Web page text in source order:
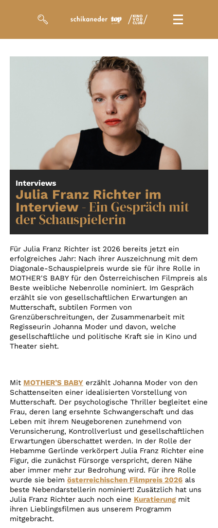
Magazin
Kuratierungen
So geht’s
Filmpakete
Gutscheine
& Filmpässe
Account
Interviews
Julia Franz Richter im
Interview - Ein Gespräch mit
der Schauspielerin
Für Julia Franz Richter ist 2026 bereits jetzt ein
erfolgreiches Jahr: Nach ihrer Auszeichnung mit dem
Diagonale-Schauspielpreis wurde sie für ihre Rolle in
MOTHER'S BABY für den Österreichischen Filmpreis als
Beste weibliche Nebenrolle nominiert. Im Gespräch
erzählt sie von gesellschaftlichen Erwartungen an
Mutterschaft, subtilen Formen von
Grenzüberschreitungen, der Zusammenarbeit mit
Regisseurin Johanna Moder und davon, welche
gesellschaftliche und politische Kraft sie in Kino und
Theater sieht.
Mit MOTHER’S BABY erzählt Johanna Moder von den
Schattenseiten einer idealisierten Vorstellung von
Mutterschaft. Der psychologische Thriller begleitet eine
Frau, deren lang ersehnte Schwangerschaft und das
Leben mit ihrem Neugeborenen zunehmend von
Verunsicherung, Kontrollverlust und gesellschaftlichen
Erwartungen überschattet werden. In der Rolle der
Hebamme Gerlinde verkörpert Julia Franz Richter eine
Figur, die zunächst Fürsorge verspricht, deren Nähe
aber immer mehr zur Bedrohung wird. Für ihre Rolle
wurde sie beim österreichischen Filmpreis 2026 als
beste Nebendarstellerin nominiert! Zusätzlich hat uns
Julia Franz Richter auch noch eine Kuratierungmit
ihren Lieblingsfilmen aus unserem Programm
mitgebracht.